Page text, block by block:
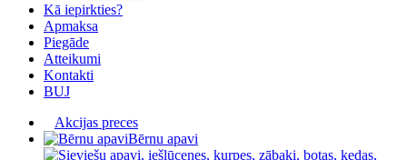
Kā iepirkties?
Apmaksa
Piegāde
Atteikumi
Kontakti
BUJ
Akcijas preces
Bērnu apavi